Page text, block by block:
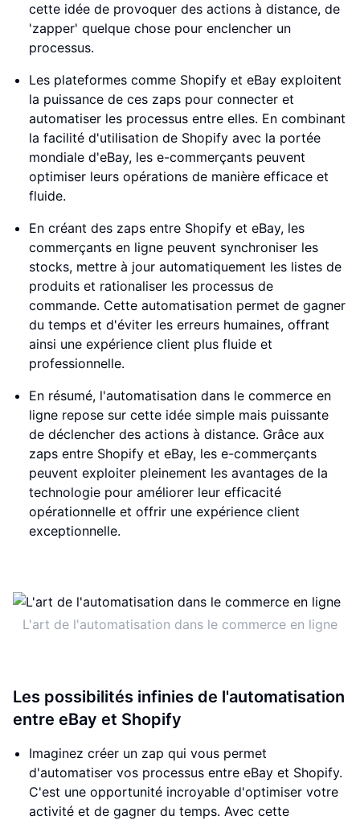
cette idée de provoquer des actions à distance, de
'zapper' quelque chose pour enclencher un
processus.
Les plateformes comme Shopify et eBay exploitent
la puissance de ces zaps pour connecter et
automatiser les processus entre elles. En combinant
la facilité d'utilisation de Shopify avec la portée
mondiale d'eBay, les e-commerçants peuvent
optimiser leurs opérations de manière efficace et
fluide.
En créant des zaps entre Shopify et eBay, les
commerçants en ligne peuvent synchroniser les
stocks, mettre à jour automatiquement les listes de
produits et rationaliser les processus de
commande. Cette automatisation permet de gagner
du temps et d'éviter les erreurs humaines, offrant
ainsi une expérience client plus fluide et
professionnelle.
En résumé, l'automatisation dans le commerce en
ligne repose sur cette idée simple mais puissante
de déclencher des actions à distance. Grâce aux
zaps entre Shopify et eBay, les e-commerçants
peuvent exploiter pleinement les avantages de la
technologie pour améliorer leur efficacité
opérationnelle et offrir une expérience client
exceptionnelle.
L'art de l'automatisation dans le commerce en ligne
Les possibilités infinies de l'automatisation
entre eBay et Shopify
Imaginez créer un zap qui vous permet
d'automatiser vos processus entre eBay et Shopify.
C'est une opportunité incroyable d'optimiser votre
activité et de gagner du temps. Avec cette